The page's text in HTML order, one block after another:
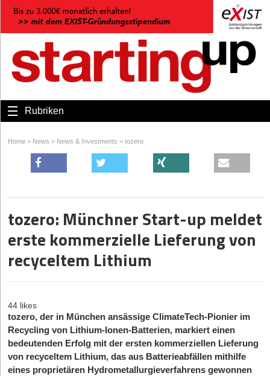
Rubriken
Home > News > News & Investments > tozero
tozero: Münchner Start-up meldet
erste kommerzielle Lieferung von
recyceltem Lithium
44 likes
tozero, der in München ansässige ClimateTech-Pionier im
Recycling von Lithium-Ionen-Batterien, markiert einen
bedeutenden Erfolg mit der ersten kommerziellen Lieferung
von recyceltem Lithium, das aus Batterieabfällen mithilfe
eines proprietären Hydrometallurgieverfahrens gewonnen